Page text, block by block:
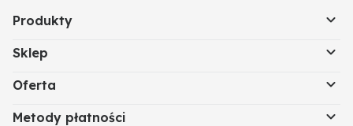
Produkty
Sklep
Oferta
Metody płatności